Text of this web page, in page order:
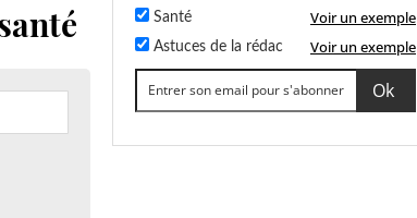
Santé Voir un exemple
Astuces de la rédac Voir un exemple